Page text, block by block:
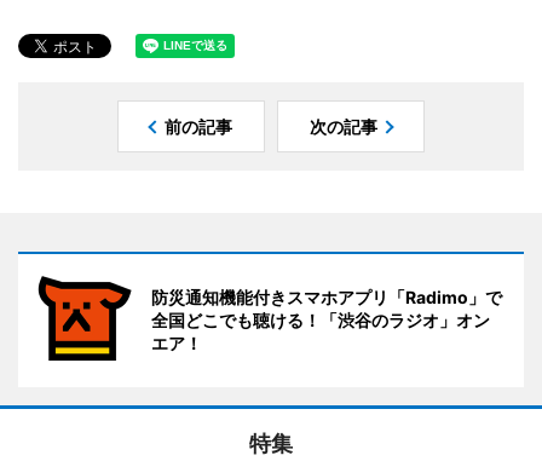
前の記事 次の記事
防災通知機能付きスマホアプリ「Radimo」で
全国どこでも聴ける！「渋谷のラジオ」オン
エア！
特集